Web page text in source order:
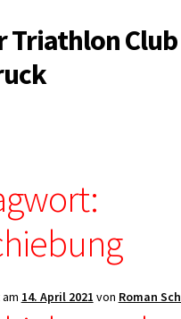
Triathlon Club
14. April 2021 von Roman